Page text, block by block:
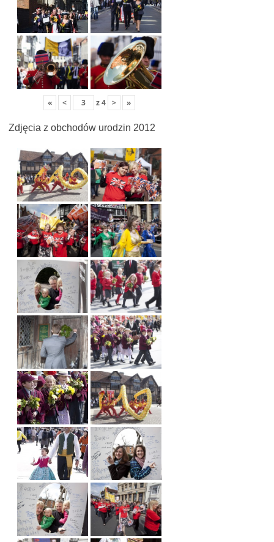
« < z4 > »
Zdjęcia z obchodów urodzin 2012